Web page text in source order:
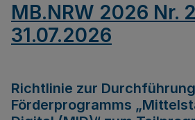
MB.NRW 2026 Nr.
31.07.2026
Richtlinie zur
Förderprogramms